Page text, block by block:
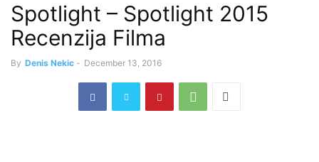
Spotlight – Spotlight 2015
Recenzija Filma
By Denis Nekic - December 13, 2016